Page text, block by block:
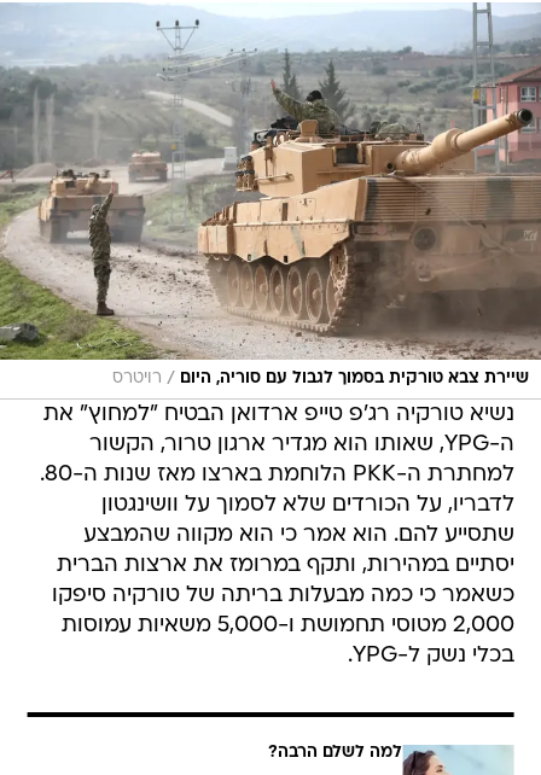
שיירת צבא טורקית בסמוך לגבול עם סוריה, היום / רויטרס
נשיא טורקיה רג'פ טייפ ארדואן הבטיח "למחוץ" את
ה-YPG, שאותו הוא מגדיר ארגון טרור, הקשור
למחתרת ה-PKK הלוחמת בארצו מאז שנות ה-80.
לדבריו, על הכורדים שלא לסמוך על וושינגטון
שתסייע להם. הוא אמר כי הוא מקווה שהמבצע
יסתיים במהירות, ותקף במרומז את ארצות הברית
כשאמר כי כמה מבעלות בריתה של טורקיה סיפקו
2,000 מטוסי תחמושת ו-5,000 משאיות עמוסות
בכלי נשק ל-YPG.
למה לשלם הרבה?